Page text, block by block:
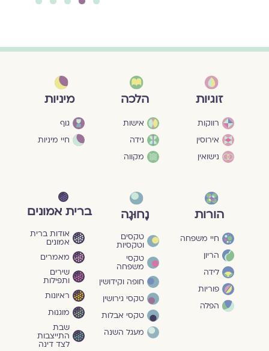
זוגיות
רווקות
אירוסין
נישואין
הלכה
אישות
נידה
מקווה
מיניות
גוף
חיי מיניות
הורות
חיי משפחה
הריון
לידה
פוריות
הפלה
נָחוּגָה
טקסים
וטקסיות
טקסי
משפחה
חופה וקידושין
טקסי גירושין
טקסי אבלות
מעגל השנה
ברית אמונים
אודות ברית
אמונים
מאמרים
שירים
ותפילות
ראיונות
מוגנוּת
שבת
התייצבות
לצד דינה